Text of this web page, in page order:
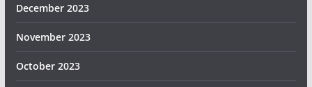
December 2023
November 2023
October 2023